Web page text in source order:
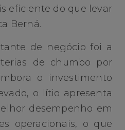
eficiente do que levar
Berná.
de negócio foi a
de chumbo por
o investimento
o lítio apresenta
desempenho em
operacionais, o que